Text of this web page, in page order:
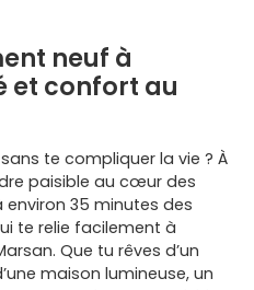
neuf à
et confort au
te compliquer la vie ? À
paisible au cœur des
35 minutes des
te relie facilement à
Que tu rêves d’un
maison lumineuse, un